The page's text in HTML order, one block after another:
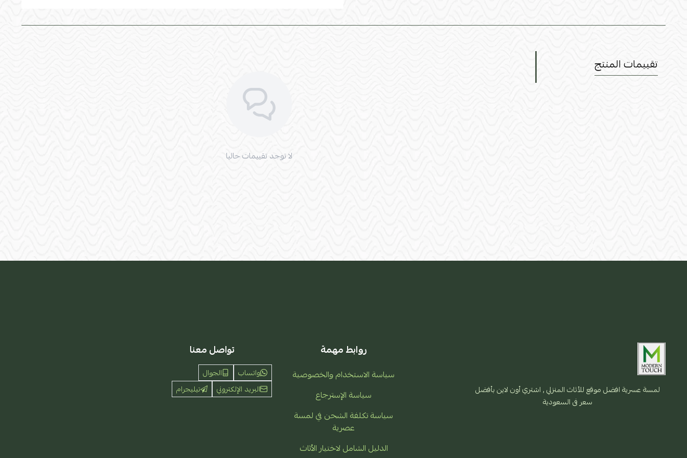
تقييمات المنتج
لا توجد تقييمات حاليا
لمسة عسرية افضل موقع للأثاث المنزلي , اشتري أون لاين بأفضل
سعر فى السعودية
روابط مهمة
سياسة الاستخدام والخصوصية
سياسة الإسترجاع
سياسة تكلفة الشحن في لمسة
عصرية
الدليل الشامل لاختيار الأثاث
تواصل معنا
واتساب
الجوال
البريد الإلكتروني
تيليجرام